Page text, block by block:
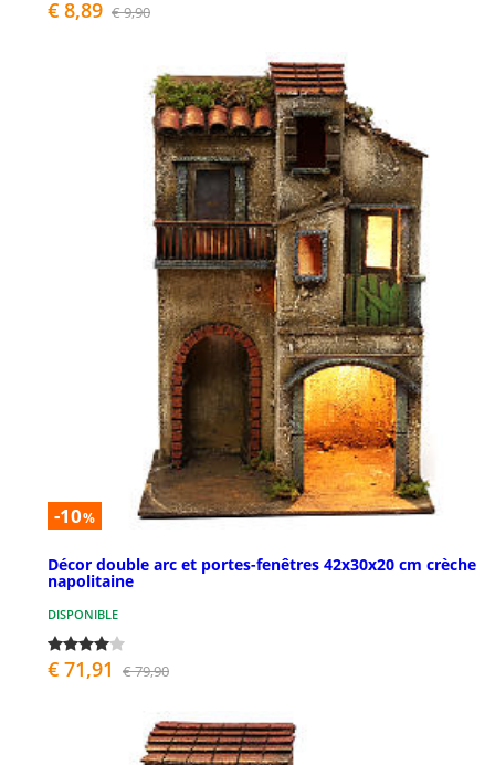
€ 8,89 € 9,90
-10%
Décor double arc et portes-fenêtres 42x30x20 cm crèche
napolitaine
DISPONIBLE
€ 71,91 € 79,90